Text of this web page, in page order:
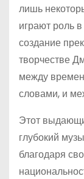
лишь
играют роль
создание
творчестве
между
словами, и
Этот
глубокий
благодаря